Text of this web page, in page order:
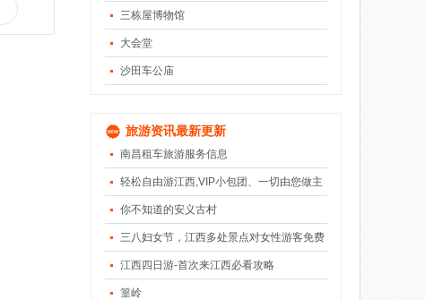
三栋屋博物馆
大会堂
沙田车公庙
旅游资讯最新更新
南昌租车旅游服务信息
轻松自由游江西,VIP小包团、一切由您做主
你不知道的安义古村
三八妇女节，江西多处景点对女性游客免费
江西四日游-首次来江西必看攻略
篁岭